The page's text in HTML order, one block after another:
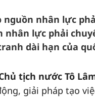
nhân lực
nhân lực phải
dài hạn của
tịch nước Tô
giải pháp tạo